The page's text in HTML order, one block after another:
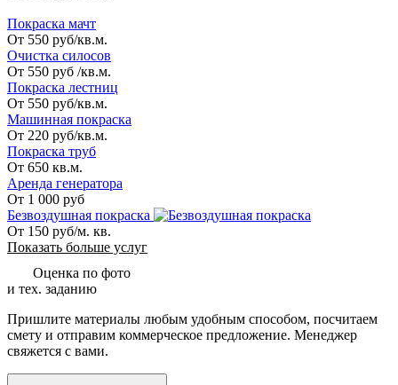
Покраска мачт
От 550 руб/кв.м.
Очистка силосов
От 550 руб /кв.м.
Покраска лестниц
От 550 руб/кв.м.
Машинная покраска
От 220 руб/кв.м.
Покраска труб
От 650 кв.м.
Аренда генератора
От 1 000 руб
Безвоздушная покраска
От 150 руб/м. кв.
Показать больше услуг
Оценка по фото
и тех. заданию
Пришлите материалы любым удобным способом, посчитаем
смету и отправим коммерческое предложение. Менеджер
свяжется с вами.